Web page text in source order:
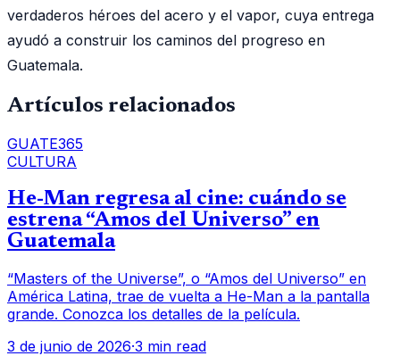
verdaderos héroes del acero y el vapor, cuya entrega
ayudó a construir los caminos del progreso en
Guatemala.
Artículos relacionados
GUATE365
CULTURA
He-Man regresa al cine: cuándo se
estrena “Amos del Universo” en
Guatemala
“Masters of the Universe”, o “Amos del Universo” en
América Latina, trae de vuelta a He-Man a la pantalla
grande. Conozca los detalles de la película.
3 de junio de 2026·3 min read